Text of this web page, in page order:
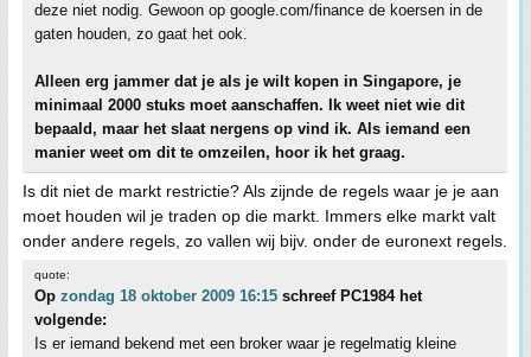
deze niet nodig. Gewoon op google.com/finance de koersen in de
gaten houden, zo gaat het ook.
Alleen erg jammer dat je als je wilt kopen in Singapore, je
minimaal 2000 stuks moet aanschaffen. Ik weet niet wie dit
bepaald, maar het slaat nergens op vind ik. Als iemand een
manier weet om dit te omzeilen, hoor ik het graag.
Is dit niet de markt restrictie? Als zijnde de regels waar je je aan
moet houden wil je traden op die markt. Immers elke markt valt
onder andere regels, zo vallen wij bijv. onder de euronext regels.
quote:
Op zondag 18 oktober 2009 16:15 schreef PC1984 het
volgende:
Is er iemand bekend met een broker waar je regelmatig kleine